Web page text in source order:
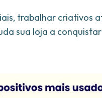
trabalhar criativos
sua loja a